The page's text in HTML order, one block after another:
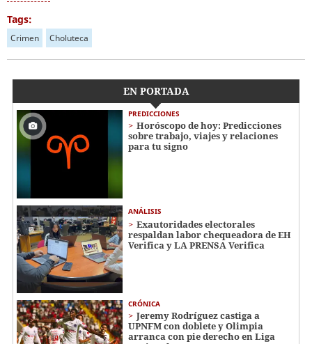
Tags:
Crimen Choluteca
EN PORTADA
PREDICCIONES
Horóscopo de hoy: Predicciones
sobre trabajo, viajes y relaciones
para tu signo
ANÁLISIS
Exautoridades electorales
respaldan labor chequeadora de EH
Verifica y LA PRENSA Verifica
CRÓNICA
Jeremy Rodríguez castiga a
UPNFM con doblete y Olimpia
arranca con pie derecho en Liga